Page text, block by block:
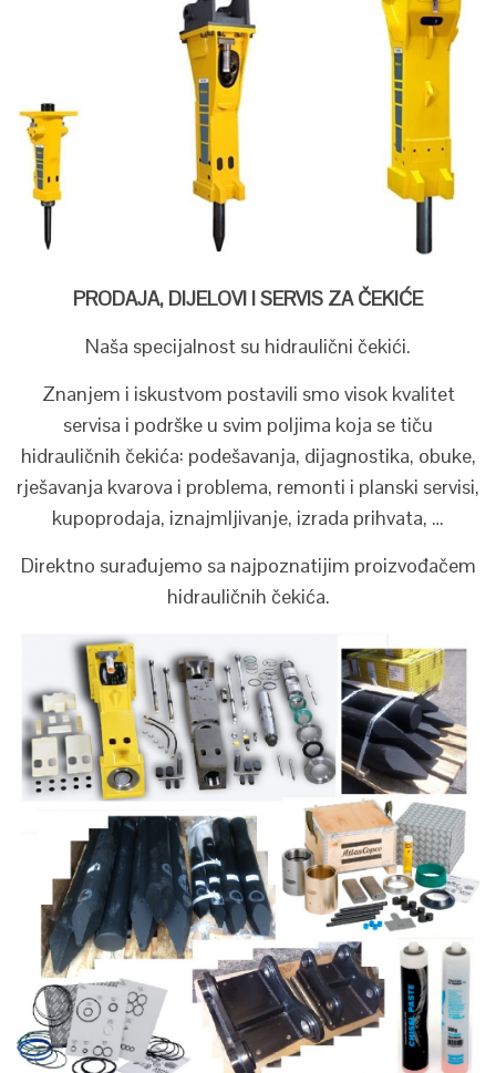
PRODAJA, DIJELOVI I SERVIS ZA ČEKIĆE
Naša specijalnost su hidraulični čekići.
Znanjem i iskustvom postavili smo visok kvalitet
servisa i podrške u svim poljima koja se tiču
hidrauličnih čekića: podešavanja, dijagnostika, obuke,
rješavanja kvarova i problema, remonti i planski servisi,
kupoprodaja, iznajmljivanje, izrada prihvata, …
Direktno surađujemo sa najpoznatijim proizvođačem
hidrauličnih čekića.